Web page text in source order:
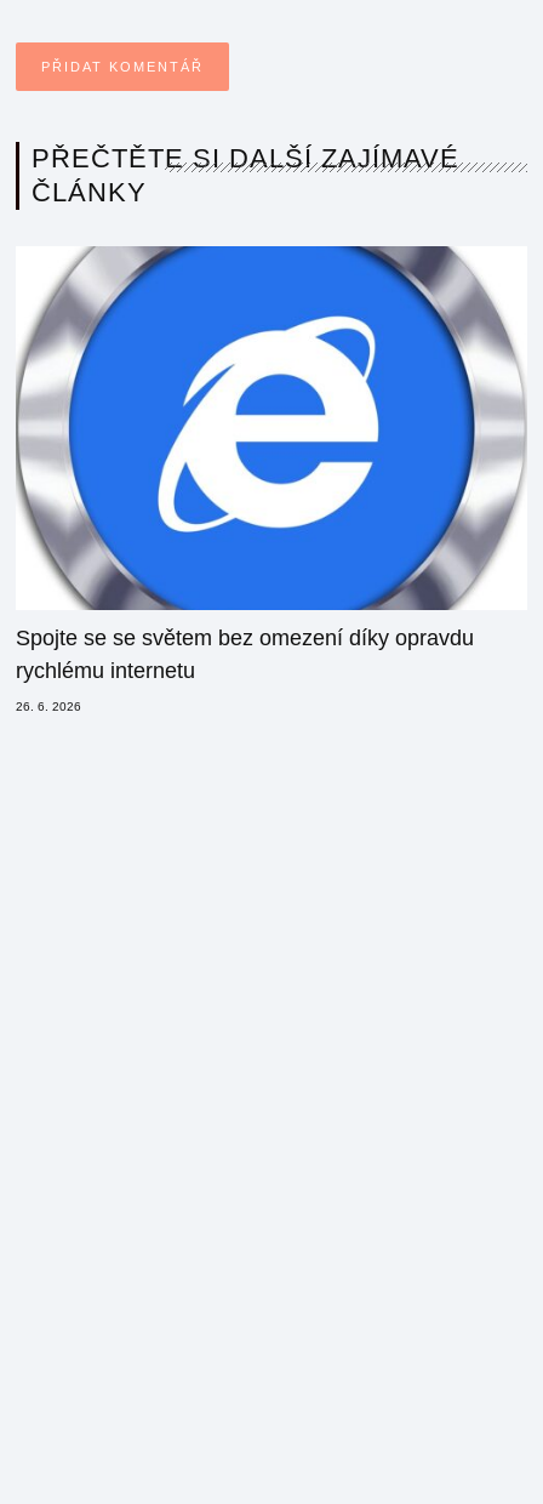
PŘEČTĚTE SI DALŠÍ ZAJÍMAVÉ
ČLÁNKY
Spojte se se světem bez omezení díky opravdu
rychlému internetu
26. 6. 2026